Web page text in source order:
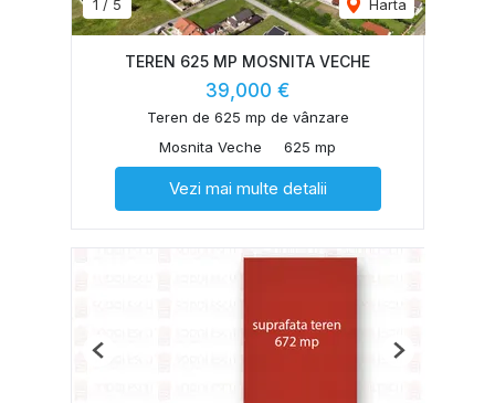
1 / 5 Harta
TEREN 625 MP MOSNITA VECHE
39,000 €
Teren de 625 mp de vânzare
Mosnita Veche
625 mp
Vezi mai multe detalii
Previous Next